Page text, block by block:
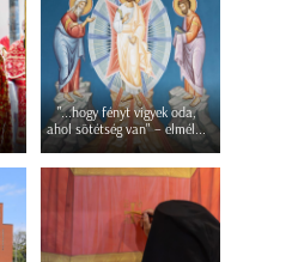
"...hogy fényt vigyek oda,
ahol sötétség van" – elmél...